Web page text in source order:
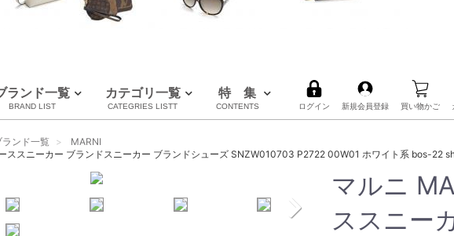
ランド一覧
BRAND LIST
ィトン
てのブランドを見る
カテゴリ一覧
CATEGRIES LISTT
特 集
CONTENTS ログイン 新規会員登録 買い物かご
ランド一覧
MARNI
ススニーカー ブランドスニーカー ブランドシューズ SNZW010703 P2722 00W01 ホワイト系 bos-22
マルニ
ススニー